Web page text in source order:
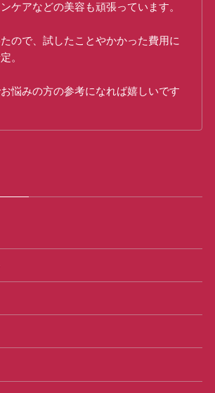
ケアなどの美容も頑張っています。
ので、試したことやかかった費用に
。
悩みの方の参考になれば嬉しいです